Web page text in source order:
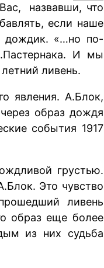
назвавши, что
если наше
дождик. «…но по-
И мы
ливень.
явления. А.Блок,
образ дождя
события 1917
грустью.
Это чувство
ливень
образ еще более
из них судьба